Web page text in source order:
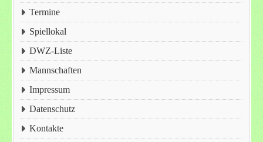
Termine
Spiellokal
DWZ-Liste
Mannschaften
Impressum
Datenschutz
Kontakte